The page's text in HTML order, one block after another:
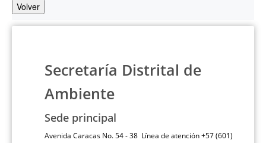
Volver
Secretaría Distrital de
Ambiente
Sede principal
Avenida Caracas No. 54 - 38 Línea de atención +57 (601)